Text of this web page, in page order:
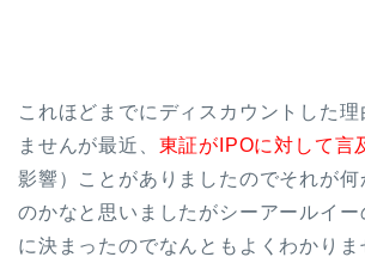
これほどまでにディスカウントした理
ませんが最近、 東証がIPOに対して言
影響）ことがありましたのでそれが何
のかなと思いましたがシーアールイ
に決まったのでなんともよくわかりま